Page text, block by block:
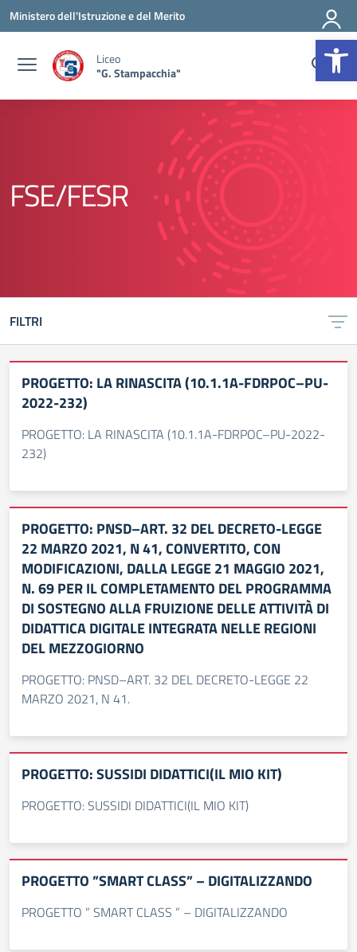
Vai ai contenuti
Vai al menu di navigazione
Vai al footer
Ministero dell'Istruzione e del Merito
Liceo
"G. Stampacchia"
FSE/FESR
FILTRI
PROGETTO: LA RINASCITA (10.1.1A-FDRPOC–PU-
2022-232)
PROGETTO: LA RINASCITA (10.1.1A-FDRPOC–PU-2022-
232)
PROGETTO: PNSD–ART. 32 DEL DECRETO-LEGGE
22 MARZO 2021, N 41, CONVERTITO, CON
MODIFICAZIONI, DALLA LEGGE 21 MAGGIO 2021,
N. 69 PER IL COMPLETAMENTO DEL PROGRAMMA
DI SOSTEGNO ALLA FRUIZIONE DELLE ATTIVITÀ DI
DIDATTICA DIGITALE INTEGRATA NELLE REGIONI
DEL MEZZOGIORNO
PROGETTO: PNSD–ART. 32 DEL DECRETO-LEGGE 22
MARZO 2021, N 41.
PROGETTO: SUSSIDI DIDATTICI(IL MIO KIT)
PROGETTO: SUSSIDI DIDATTICI(IL MIO KIT)
PROGETTO ”SMART CLASS” – DIGITALIZZANDO
PROGETTO ” SMART CLASS ” – DIGITALIZZANDO